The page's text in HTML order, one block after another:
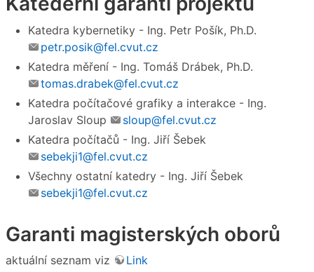
Katedra kybernetiky - Ing. Petr Pošík, Ph.D.
petr.posik@fel.cvut.cz
Katedra měření - Ing. Tomáš Drábek, Ph.D.
tomas.drabek@fel.cvut.cz
Katedra počítačové grafiky a interakce - Ing.
Jaroslav Sloup
sloup@fel.cvut.cz
Katedra počítačů - Ing. Jiří Šebek
sebekji1@fel.cvut.cz
Všechny ostatní katedry - Ing. Jiří Šebek
sebekji1@fel.cvut.cz
Garanti magisterských oborů
aktuální seznam viz Link